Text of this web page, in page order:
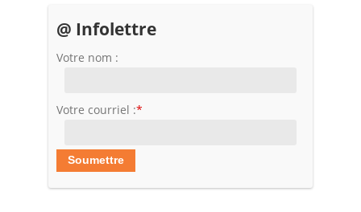
@ Infolettre
Votre nom :
Votre courriel :*